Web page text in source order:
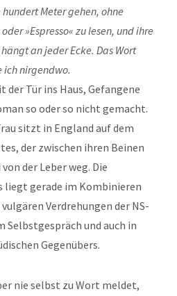
Meter gehen, ohne
»Espresso« zu lesen, und ihre
an jeder Ecke. Das Wort
ich nirgendwo.
Tür ins Haus, Gefangene
so oder so nicht gemacht.
sitzt in England auf dem
der zwischen ihren Beinen
der Leber weg. Die
liegt gerade im Kombinieren
Verdrehungen der NS-
Selbstgespräch und auch in
Gegenübers.
nie selbst zu Wort meldet,